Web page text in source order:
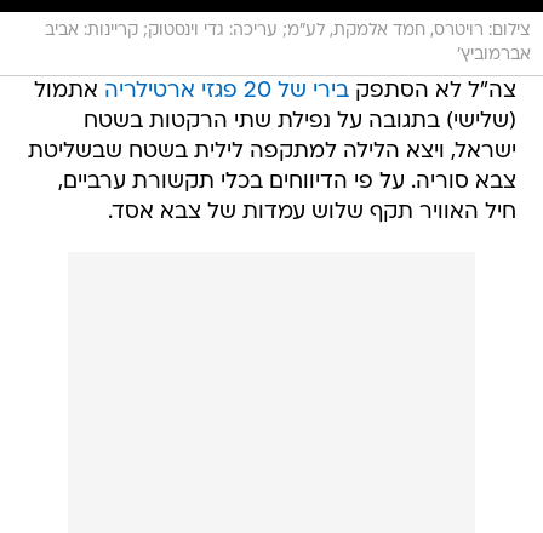
צילום: רויטרס, חמד אלמקת, לע"מ; עריכה: גדי וינסטוק; קריינות: אביב
אברמוביץ'
צה"ל לא הסתפקבירי של 20 פגזי ארטילריה
אתמול
(שלישי) בתגובה על נפילת שתי הרקטות בשטח
ישראל, ויצא הלילה למתקפה לילית בשטח שבשליטת
צבא סוריה. על פי הדיווחים בכלי תקשורת ערביים,
חיל האוויר תקף שלוש עמדות של צבא אסד.